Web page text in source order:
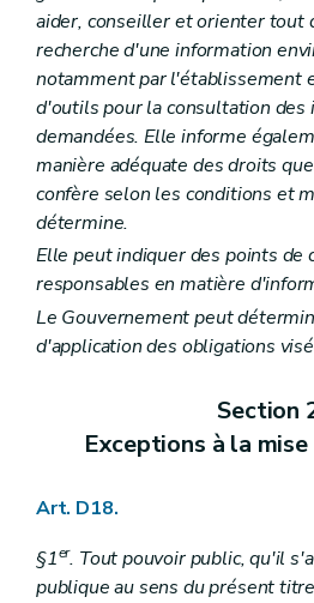
aider, conseiller et orienter tout
recherche d'une information
notamment par l'établissement
d'outils pour la consultation des
demandées. Elle informe
manière adéquate des droits
confère selon les conditions et
détermine.
Elle peut indiquer des points de
responsables en matière
Le Gouvernement peut
d'application des obligations
Section
Exceptions à la
Art. D18.
§1er. Tout pouvoir public, qu'il
publique au sens du présent